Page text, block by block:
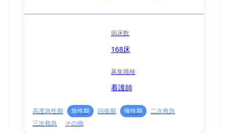
病床数
168床
募集職種
看護師
高度急性期 急性期 回復期 慢性期
二次救急
三次救急
その他